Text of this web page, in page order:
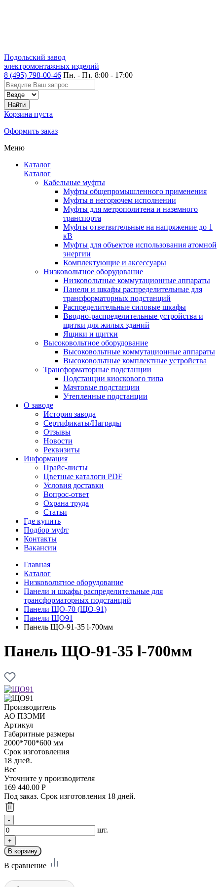
Подольский завод
электромонтажных изделий
8 (495) 798-00-46 Пн. - Пт. 8:00 - 17:00
Корзина пуста
Оформить заказ
Меню
Каталог
Каталог
Кабельные муфты
Муфты общепромышленного применения
Муфты в негорючем исполнении
Муфты для метрополитена и наземного
транспорта
Муфты ответвительные на напряжение до 1
кВ
Муфты для объектов использования атомной
энергии
Комплектующие и аксессуары
Низковольтное оборудование
Низковольтные коммутационные аппараты
Панели и шкафы распределительные для
трансформаторных подстанций
Распределительные силовые шкафы
Вводно-распределительные устройства и
щитки для жилых зданий
Ящики и щитки
Высоковольтное оборудование
Высоковольтные коммутационные аппараты
Высоковольтные комплектные устройства
Трансформаторные подстанции
Подстанции киоскового типа
Мачтовые подстанции
Утепленные подстанции
О заводе
История завода
Сертификаты/Награды
Отзывы
Новости
Реквизиты
Информация
Прайс-листы
Цветные каталоги PDF
Условия доставки
Вопрос-ответ
Охрана труда
Статьи
Где купить
Подбор муфт
Контакты
Вакансии
Главная
Каталог
Низковольтное оборудование
Панели и шкафы распределительные для
трансформаторных подстанций
Панели ЩО-70 (ЩО-91)
Панели ЩО91
Панель ЩО-91-35 l-700мм
Панель ЩО-91-35 l-700мм
Производитель
АО ПЗЭМИ
Артикул
Габаритные размеры
2000*700*600 мм
Срок изготовления
18 дней.
Вес
Уточните у производителя
169 440.00 Р
Под заказ. Срок изготовления 18 дней.
шт.
В сравнение